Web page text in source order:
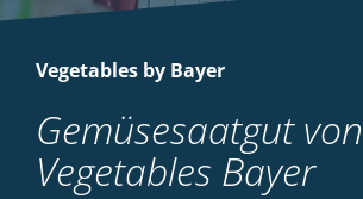
Vegetables by Bayer
Gemüsesaatgut von
Vegetables Bayer